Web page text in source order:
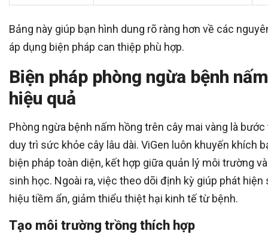
Bảng này giúp bạn hình dung rõ ràng hơn về các
áp dụng biện pháp can thiệp phù hợp.
Biện pháp phòng ngừa bệnh
hiệu quả
Phòng ngừa bệnh nấm hồng trên cây mai vàng là
duy trì sức khỏe cây lâu dài. ViGen luôn khuyến khích
biện pháp toàn diện, kết hợp giữa quản lý môi trường
sinh học. Ngoài ra, việc theo dõi định kỳ giúp phát
hiệu tiềm ẩn, giảm thiểu thiệt hại kinh tế từ bệnh.
Tạo môi trường trồng thích hợp